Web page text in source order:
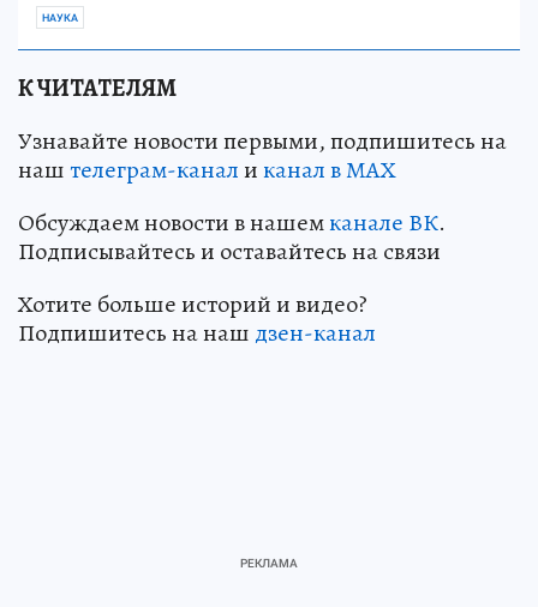
НАУКА
К ЧИТАТЕЛЯМ
Узнавайте новости первыми, подпишитесь на
наштелеграм-каналиканал в МАХ
Обсуждаем новости в нашемканале ВК.
Подписывайтесь и оставайтесь на связи
Хотите больше историй и видео?
Подпишитесь на наш дзен-канал